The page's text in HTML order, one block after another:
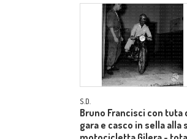
S.D.
Bruno Francisci con tuta
gara e casco in sella alla